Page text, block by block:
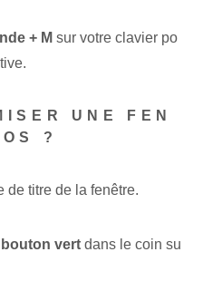
+ M sur votre clavier po
UNE FEN
?
de titre de la fenêtre.
vert dans le coin su